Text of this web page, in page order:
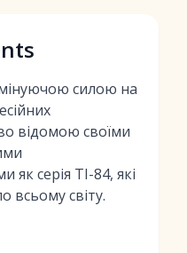
силою на
відомою своїми
як серія TI-84, які
всьому світу.